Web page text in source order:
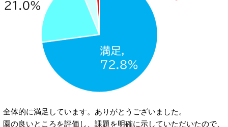
全体的に満足しています。ありがとうございました。
園の良いところを評価し、課題を明確に示していただいたので、